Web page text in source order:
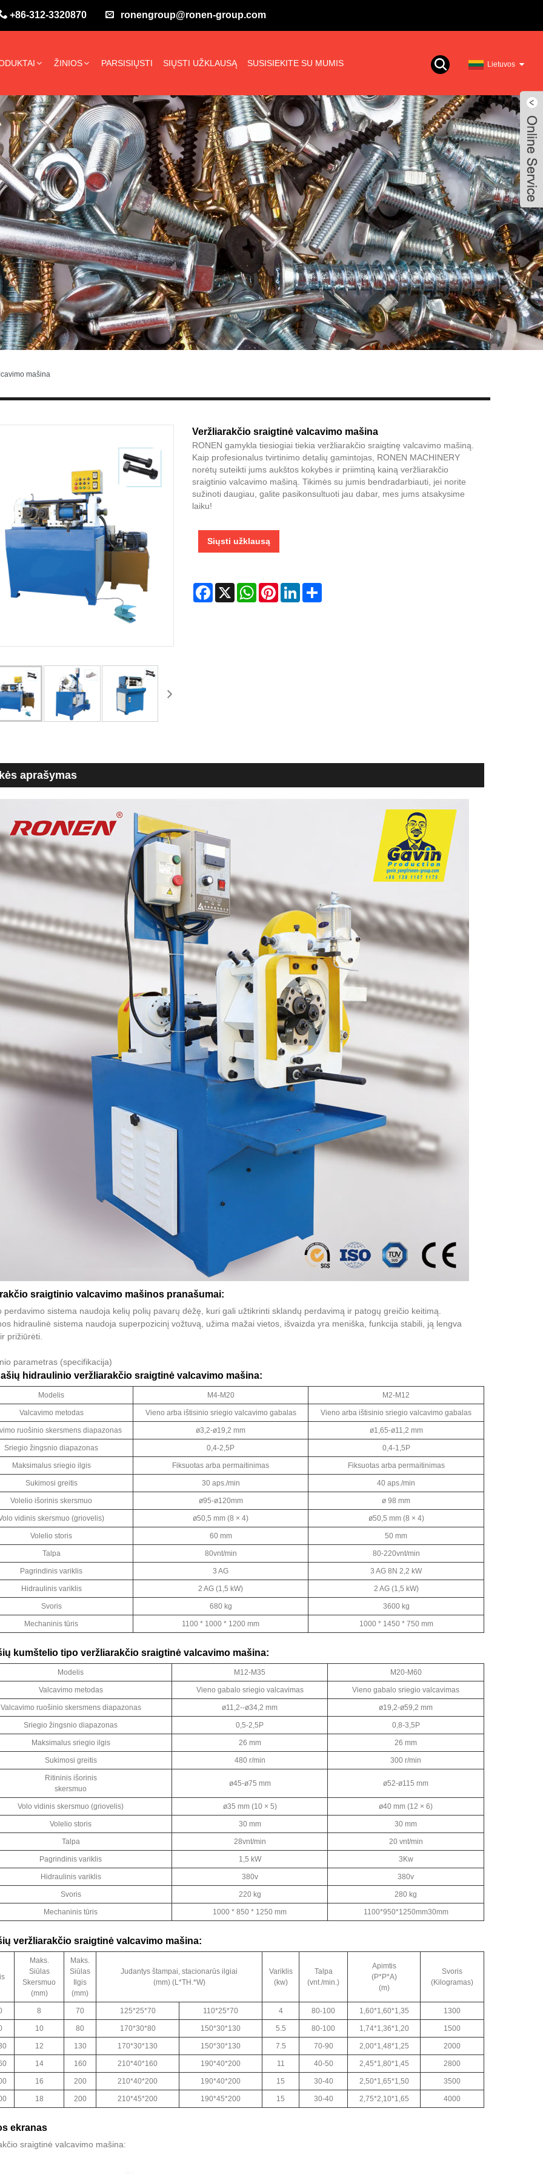
+86-312-3320870 ronengroup@ronen-group.com
Lietuvos
ŽINIOS PARSISIŲSTI SIŲSTI UŽKLAUSĄ SUSISIEKITE SU MUMIS
mašina
Veržliarakčio sraigtinė valcavimo mašina
RONEN gamykla tiesiogiai tiekia veržliarakčio sraigtinę valcavimo mašiną.
Kaip profesionalus tvirtinimo detalių gamintojas, RONEN MACHINERY
norėtų suteikti jums aukštos kokybės ir priimtiną kainą veržliarakčio
sraigtinio valcavimo mašiną. Tikimės su jumis bendradarbiauti, jei norite
sužinoti daugiau, galite pasikonsultuoti jau dabar, mes jums atsakysime
laiku!
Siųsti užklausą
Facebook
X WhatsAppPinterestLinkedInShare
aprašymas
sraigtinio valcavimo mašinos pranašumai:
perdavimo sistema naudoja kelių polių pavarų dėžę, kuri gali užtikrinti sklandų perdavimą ir patogų greičio keitimą.
hidraulinė sistema naudoja superpozicinį vožtuvą, užima mažai vietos, išvaizda yra meniška, funkcija stabili, ją lengva
prižiūrėti.
parametras (specifikacija)
ašių hidraulinio veržliarakčio sraigtinė valcavimo mašina:
Modelis M4-M20 M2-M12
Valcavimo metodas Vieno arba ištisinio sriegio valcavimo gabalas Vieno arba ištisinio sriegio valcavimo gabalas
ruošinio skersmens diapazonas ø3,2-ø19,2 mm ø1,65-ø11,2 mm
Sriegio žingsnio diapazonas 0,4-2,5P 0,4-1,5P
Maksimalus sriegio ilgis Fiksuotas arba permaitinimas Fiksuotas arba permaitinimas
Sukimosi greitis 30 aps./min 40 aps./min
Volelio išorinis skersmuo ø95-ø120mm ø 98 mm
vidinis skersmuo (griovelis) ø50,5 mm (8 × 4) ø50,5 mm (8 × 4)
Volelio storis 60 mm 50 mm
Talpa 80vnt/min 80-220vnt/min
Pagrindinis variklis 3 AG 3 AG 8N 2,2 kW
Hidraulinis variklis 2 AG (1,5 kW) 2 AG (1,5 kW)
Svoris 680 kg 3600 kg
Mechaninis tūris 1100 * 1000 * 1200 mm 1000 * 1450 * 750 mm
kumštelio tipo veržliarakčio sraigtinė valcavimo mašina:
Modelis M12-M35 M20-M60
Valcavimo metodas Vieno gabalo sriegio valcavimas Vieno gabalo sriegio valcavimas
Valcavimo ruošinio skersmens diapazonas ø11,2--ø34,2 mm ø19,2-ø59,2 mm
Sriegio žingsnio diapazonas 0,5-2,5P 0,8-3,5P
Maksimalus sriegio ilgis 26 mm 26 mm
Sukimosi greitis 480 r/min 300 r/min
Ritininis išorinis
skersmuo
ø45-ø75 mm ø52-ø115 mm
Volo vidinis skersmuo (griovelis) ø35 mm (10 × 5) ø40 mm (12 × 6)
Volelio storis 30 mm 30 mm
Talpa 28vnt/min 20 vnt/min
Pagrindinis variklis 1,5 kW 3Kw
Hidraulinis variklis 380v 380v
Svoris 220 kg 280 kg
Mechaninis tūris 1000 * 850 * 1250 mm 1100*950*1250mm30mm
veržliarakčio sraigtinė valcavimo mašina:
Maks.
Siūlas
Skersmuo
(mm)
Maks.
Siūlas
Ilgis
(mm)
Judantys štampai, stacionarūs ilgiai
(mm) (L*TH.*W)
Variklis
(kw)
Talpa
(vnt./min.)
Apimtis
(P*P*A)
(m)
Svoris
(Kilogramas)
8 70 125*25*70 110*25*70 4 80-100 1,60*1,60*1,35 1300
10 80 170*30*80 150*30*130 5.5 80-100 1,74*1,36*1,20 1500
12 130 170*30*130 150*30*130 7.5 70-90 2,00*1,48*1,25 2000
14 160 210*40*160 190*40*200 11 40-50 2,45*1,80*1,45 2800
16 200 210*40*200 190*40*200 15 30-40 2,50*1,65*1,50 3500
18 200 210*45*200 190*45*200 15 30-40 2,75*2,10*1,65 4000
ekranas
sraigtinė valcavimo mašina: